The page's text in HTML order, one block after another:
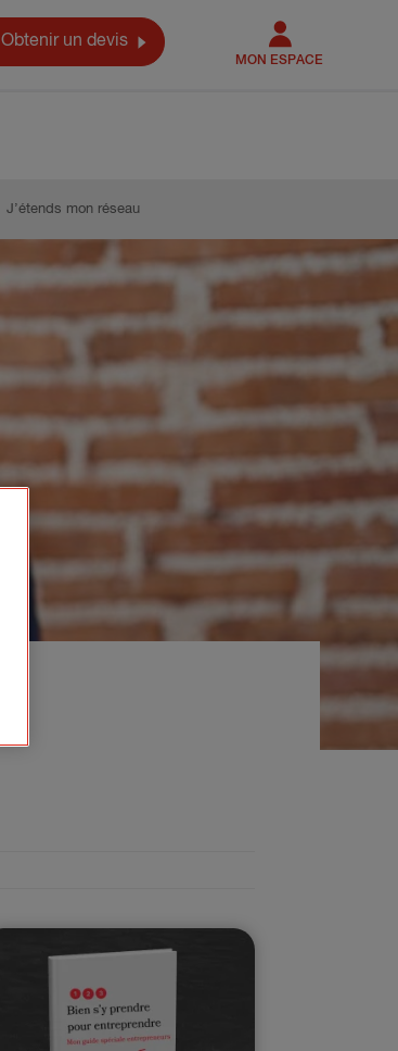
Obtenir un devis
MON ESPACE
J’étends mon réseau